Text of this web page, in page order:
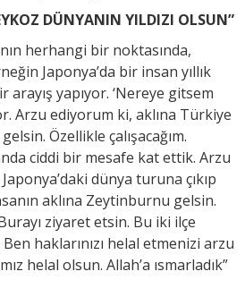
DÜNYANIN YILDIZI OLSUN”
herhangi bir noktasında,
Japonya’da bir insan yıllık
yapıyor. ‘Nereye gitsem
Arzu ediyorum ki, aklına Türkiye
Özellikle çalışacağım.
ciddi bir mesafe kat ettik. Arzu
dünya turuna çıkıp
aklına Zeytinburnu gelsin.
ziyaret etsin. Bu iki ilçe
Ben haklarınızı helal etmenizi arzu
helal olsun. Allah’a ısmarladık”